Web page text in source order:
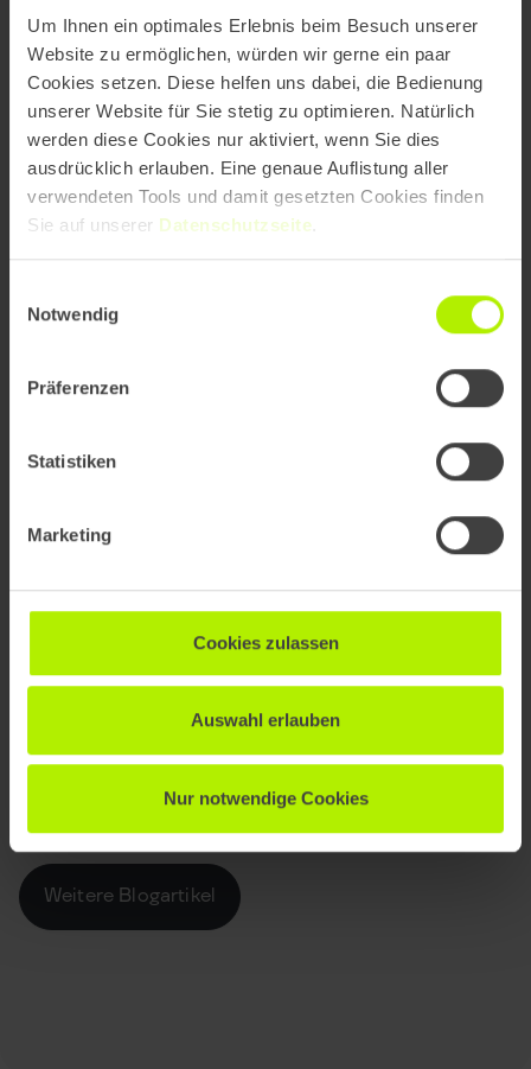
Um Ihnen ein optimales Erlebnis beim Besuch unserer
Website zu ermöglichen, würden wir gerne ein paar
Cookies setzen. Diese helfen uns dabei, die Bedienung
unserer Website für Sie stetig zu optimieren. Natürlich
werden diese Cookies nur aktiviert, wenn Sie dies
ausdrücklich erlauben. Eine genaue Auflistung aller
verwendeten Tools und damit gesetzten Cookies finden
Sie auf unserer Datenschutzseite
Notwendig
Präferenzen
Statistiken
Marketing
Cookies zulassen
Auswahl erlauben
Nur notwendige Cookies
Commerce neu denken: Was der
Journey bedeutet
Accessibility Ihre Sichtbarkeit in Google
Weitere Blogartikel